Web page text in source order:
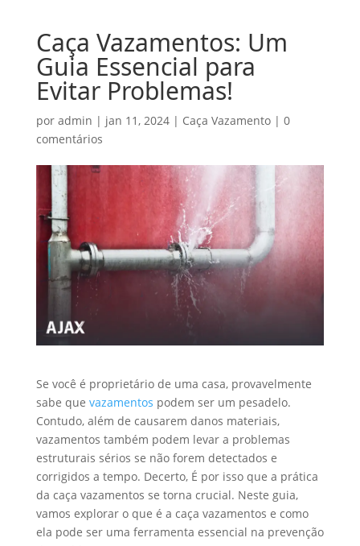
Caça Vazamentos: Um
Guia Essencial para
Evitar Problemas!
por admin | jan 11, 2024| Caça Vazamento| 0
comentários
Se você é proprietário de uma casa, provavelmente
sabe que vazamentos podem ser um pesadelo.
Contudo, além de causarem danos materiais,
vazamentos também podem levar a problemas
estruturais sérios se não forem detectados e
corrigidos a tempo. Decerto, É por isso que a prática
da caça vazamentos se torna crucial. Neste guia,
vamos explorar o que é a caça vazamentos e como
ela pode ser uma ferramenta essencial na prevenção